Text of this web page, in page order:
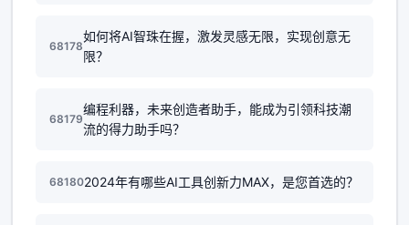
68178
如何将AI智珠在握，激发灵感无限，实现创意无
限？
68179
编程利器，未来创造者助手，能成为引领科技潮
流的得力助手吗？
681802024年有哪些AI工具创新力MAX，是您首选的？